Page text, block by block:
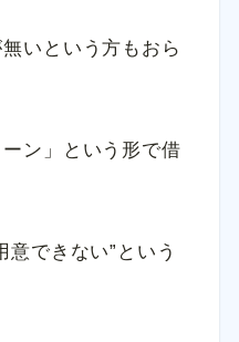
いという方もおら
ン」という形で借
意できない”という